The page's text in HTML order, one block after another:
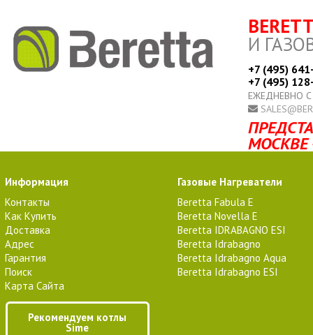
И
+7 (495)
+7 (495)
ЕЖЕДНЕВНО
МОСКВЕ
Информация
Контакты
Как Купить
Доставка
Адрес
Гарантия
Поиск
Карта Сайта
Рекомендуем котлы
Sime
Газовые Нагреватели
Beretta Fabula E
Beretta Novella E
Beretta IDRABAGNO ESI
Beretta Idrabagno
Beretta Idrabagno Aqua
Beretta Idrabagno ESI